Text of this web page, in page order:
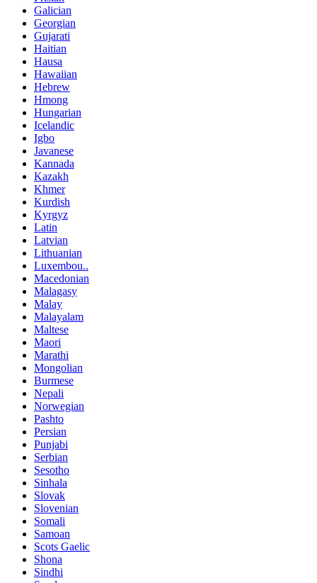
Galician
Georgian
Gujarati
Haitian
Hausa
Hawaiian
Hebrew
Hmong
Hungarian
Icelandic
Igbo
Javanese
Kannada
Kazakh
Khmer
Kurdish
Kyrgyz
Latin
Latvian
Lithuanian
Luxembou..
Macedonian
Malagasy
Malay
Malayalam
Maltese
Maori
Marathi
Mongolian
Burmese
Nepali
Norwegian
Pashto
Persian
Punjabi
Serbian
Sesotho
Sinhala
Slovak
Slovenian
Somali
Samoan
Scots Gaelic
Shona
Sindhi